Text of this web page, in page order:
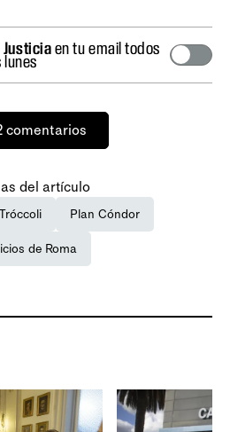
Justiciaen tu email todos
lunes
comentarios
del artículo
Plan Cóndor
de Roma